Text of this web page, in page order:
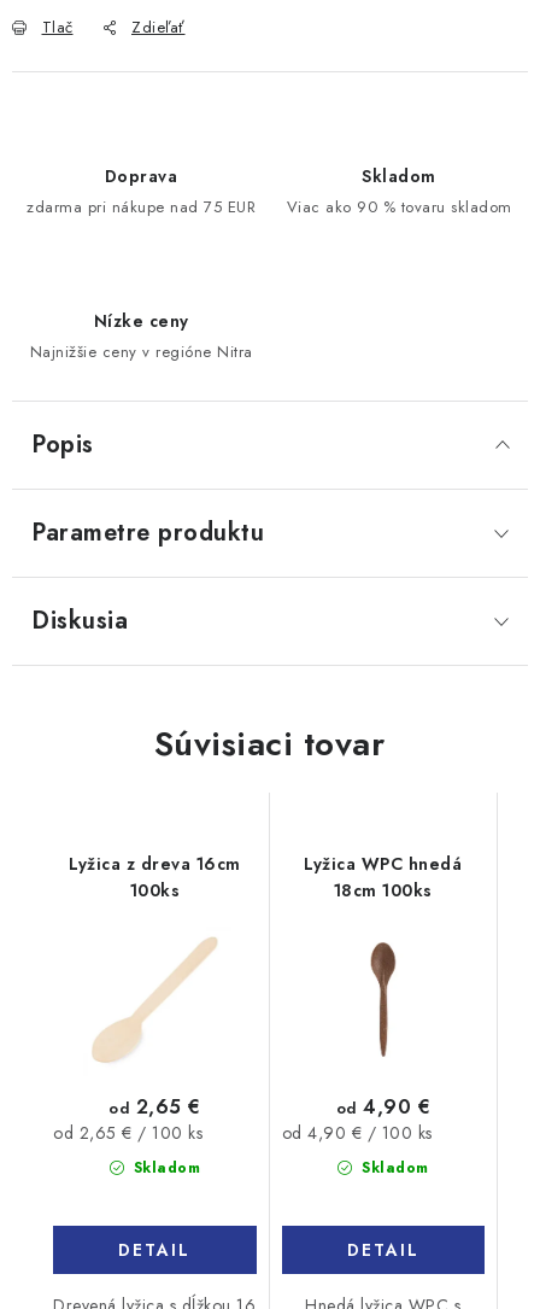
Tlač Zdieľať
Doprava
zdarma pri nákupe nad 75 EUR
Skladom
Viac ako 90 % tovaru skladom
Nízke ceny
Najnižšie ceny v regióne Nitra
Popis
Parametre produktu
Diskusia
Súvisiaci tovar
Lyžica z dreva 16cm
100ks
Skladom
od 2,65 €
Jednotková
od 2,65 € / 100 ks
DETAIL
Lyžica WPC hnedá
18cm 100ks
Skladom
od 4,90 €
Jednotková
od 4,90 € / 100 ks
DETAIL